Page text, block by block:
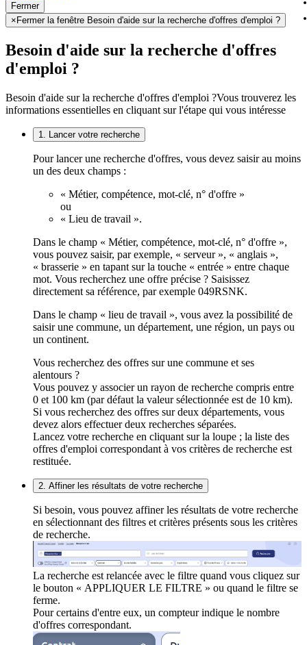
Fermer
× Fermer la fenêtre Besoin d'aide sur la recherche d'offres d'emploi ?
Besoin d'aide sur la recherche d'offres
d'emploi ?
Besoin d'aide sur la recherche d'offres d'emploi ?Vous trouverez les
informations essentielles en cliquant sur l'étape qui vous intéresse
1. Lancer votre recherche
Pour lancer une recherche d'offres, vous devez saisir au moins
un des deux champs :
« Métier, compétence, mot-clé, n° d'offre »
ou
« Lieu de travail ».
Dans le champ « Métier, compétence, mot-clé, n° d'offre »,
vous pouvez saisir, par exemple, « serveur », « anglais »,
« brasserie » en tapant sur la touche « entrée » entre chaque
mot. Vous recherchez une offre précise ? Saisissez
directement sa référence, par exemple 049RSNK.
Dans le champ « lieu de travail », vous avez la possibilité de
saisir une commune, un département, une région, un pays ou
un continent.
Vous recherchez des offres sur une commune et ses
alentours ?
Vous pouvez y associer un rayon de recherche compris entre
0 et 100 km (par défaut la valeur sélectionnée est de 10 km).
Si vous recherchez des offres sur deux départements, vous
devez alors effectuer deux recherches séparées.
Lancez votre recherche en cliquant sur la loupe ; la liste des
offres d'emploi correspondant à vos critères de recherche est
restituée.
2. Affiner les résultats de votre recherche
Si besoin, vous pouvez affiner les résultats de votre recherche
en sélectionnant des filtres et critères présents sous les critères
de recherche.
La recherche est relancée avec le filtre quand vous cliquez sur
le bouton « APPLIQUER LE FILTRE » ou quand le filtre se
ferme.
Pour certains d'entre eux, un compteur indique le nombre
d'offres correspondant.